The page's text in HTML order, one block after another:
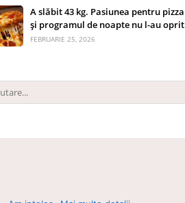
A slăbit 43 kg. Pasiunea pentru pizza
și programul de noapte nu l-au oprit
FEBRUARIE 25, 2026